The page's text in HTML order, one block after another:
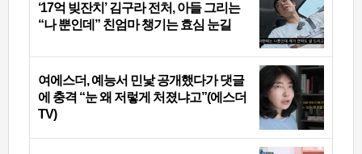
‘17억 빚잔치’ 김구라 전처, 아들 그리는
“나 뿐인데” 친엄마 챙기는 효심 눈길
여에스더, 예능서 민낯 공개했다가 댓글
에 충격 “눈 왜 저렇게 처졌냐고”(에스더
TV)